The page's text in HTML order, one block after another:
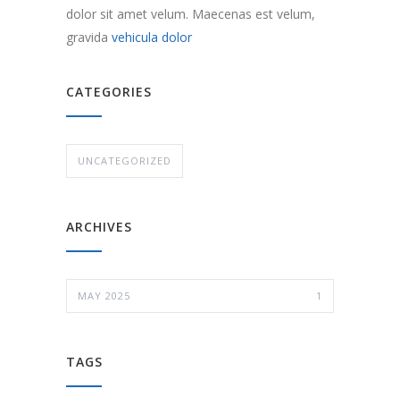
dolor sit amet velum. Maecenas est velum,
gravida vehicula dolor
CATEGORIES
UNCATEGORIZED
ARCHIVES
MAY 2025 1
TAGS